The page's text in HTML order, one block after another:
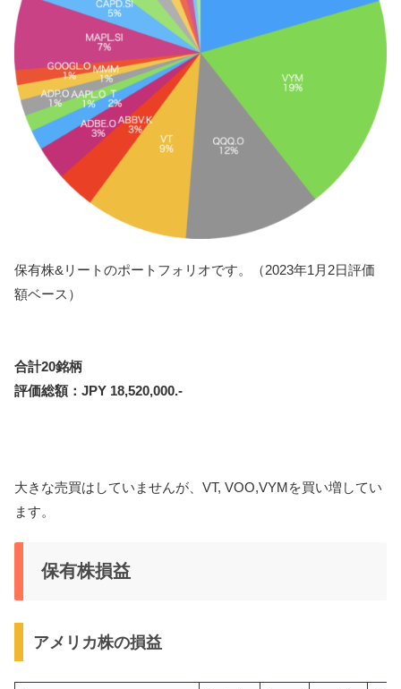
保有株&リートのポートフォリオです。（2023年1月2日評価
額ベース）
合計20銘柄
評価総額：JPY 18,520,000.-
大きな売買はしていませんが、VT, VOO,VYMを買い増してい
ます。
保有株損益
アメリカ株の損益